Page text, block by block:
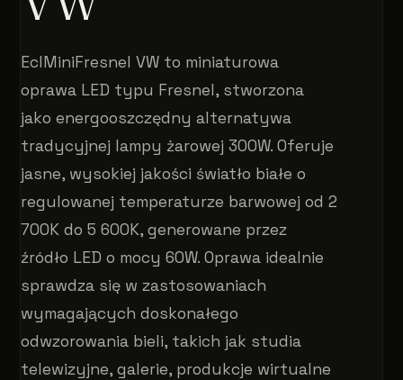
EclMiniFresnel VW to miniaturowa
oprawa LED typu Fresnel, stworzona
jako energooszczędny alternatywa
tradycyjnej lampy żarowej 300W. Oferuje
jasne, wysokiej jakości światło białe o
regulowanej temperaturze barwowej od 2
700K do 5 600K, generowane przez
źródło LED o mocy 60W. Oprawa idealnie
sprawdza się w zastosowaniach
wymagających doskonałego
odwzorowania bieli, takich jak studia
telewizyjne, galerie, produkcje wirtualne